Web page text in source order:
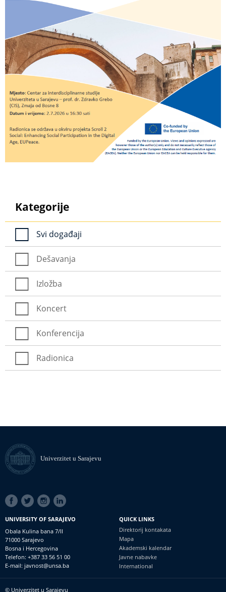
Kategorije
Svi događaji
Dešavanja
Izložba
Koncert
Konferencija
Radionica
Univerzitet u Sarajevu
SOCIAL
LINKS
UNIVERSITY OF SARAJEVO
Obala Kulina bana 7/II
71000 Sarajevo
Bosna i Hercegovina
Telefon: +387 33 56 51 00
E-mail: javnost@unsa.ba
QUICK LINKS
Direktorij kontakata
Mapa
Akademski kalendar
Javne nabavke
International
© Univerzitet u Sarajevu